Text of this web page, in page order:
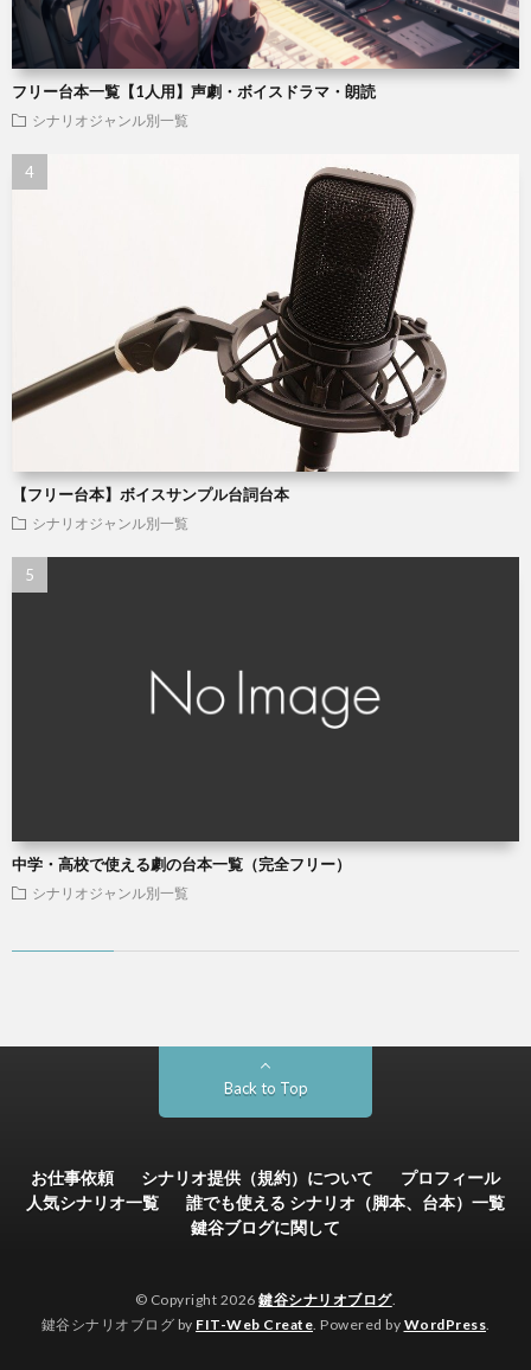
フリー台本一覧【1人用】声劇・ボイスドラマ・朗読
シナリオジャンル別一覧
【フリー台本】ボイスサンプル台詞台本
シナリオジャンル別一覧
中学・高校で使える劇の台本一覧（完全フリー）
シナリオジャンル別一覧
Back to Top
お仕事依頼 シナリオ提供（規約）について
プロフィール
人気シナリオ一覧
誰でも使える シナリオ（脚本、台本）一覧
鍵谷ブログに関して
© Copyright 2026鍵谷シナリオブログ.
鍵谷シナリオブログ by FIT-Web Create . Powered by WordPress